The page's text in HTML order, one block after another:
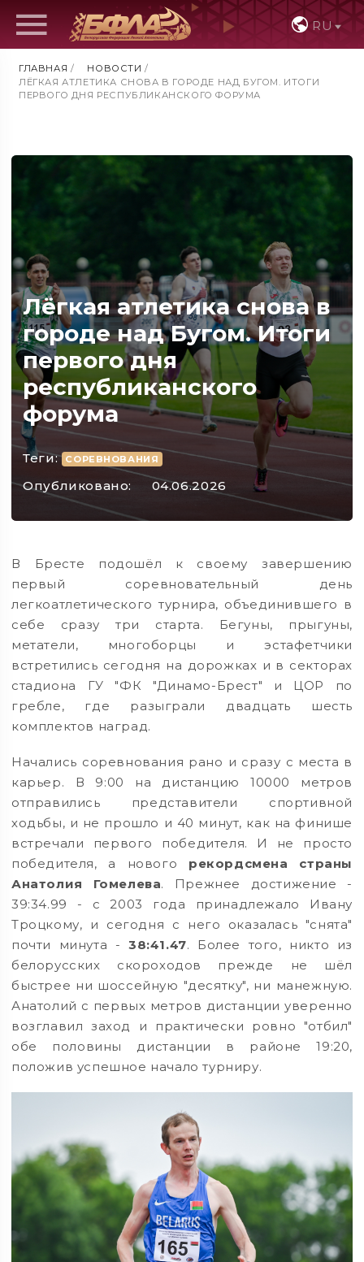
RU
ГЛАВНАЯ / НОВОСТИ /
ЛЁГКАЯ АТЛЕТИКА СНОВА В ГОРОДЕ НАД БУГОМ. ИТОГИ
ПЕРВОГО ДНЯ РЕСПУБЛИКАНСКОГО ФОРУМА
Лёгкая атлетика снова в
городе над Бугом. Итоги
первого дня
республиканского
форума
Теги: СОРЕВНОВАНИЯ
Опубликовано: 04.06.2026
В Бресте подошёл к своему завершению
первый соревновательный день
легкоатлетического турнира, объединившего в
себе сразу три старта. Бегуны, прыгуны,
метатели, многоборцы и эстафетчики
встретились сегодня на дорожках и в секторах
стадиона ГУ "ФК "Динамо-Брест" и ЦОР по
гребле, где разыграли двадцать шесть
комплектов наград.
Начались соревнования рано и сразу с места в
карьер. В 9:00 на дистанцию 10000 метров
отправились представители спортивной
ходьбы, и не прошло и 40 минут, как на финише
встречали первого победителя. И не просто
победителя, а нового рекордсмена страны
Анатолия Гомелева. Прежнее достижение -
39:34.99 - с 2003 года принадлежало Ивану
Троцкому, и сегодня с него оказалась "снята"
почти минута -38:41.47. Более того, никто из
белорусских скороходов прежде не шёл
быстрее ни шоссейную "десятку", ни манежную.
Анатолий с первых метров дистанции уверенно
возглавил заход и практически ровно "отбил"
обе половины дистанции в районе 19:20,
положив успешное начало турниру.